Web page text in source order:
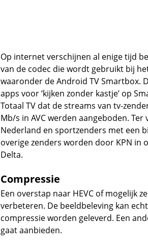
Op internet verschijnen al enige tijd
van de codec die wordt gebruikt bij
waaronder de Android TV Smartbox.
apps voor ‘kijken zonder kastje’ op
Totaal TV dat de streams van tv-
Mb/s in AVC werden aangeboden. Ter
Nederland en sportzenders met een
overige zenders worden door KPN in
Delta.
Compressie
Een overstap naar HEVC of mogelijk
verbeteren. De beeldbeleving kan
compressie worden geleverd. Een
gaat aanbieden.